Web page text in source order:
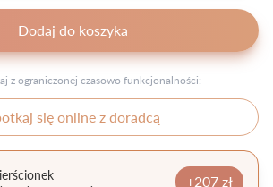
Dodaj do koszyka
z ograniczonej czasowo funkcjonalności:
się online z doradcą
+207 zł